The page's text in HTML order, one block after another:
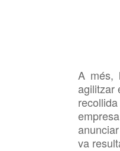
A més,
agilitzar
va